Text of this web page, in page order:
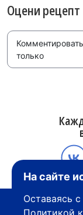
Оцени рецепт
только
На сайте
Оставаясь
Политикой